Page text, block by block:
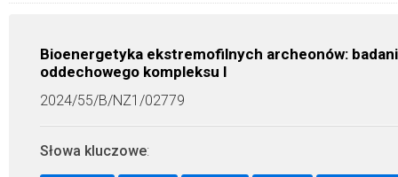
Bioenergetyka ekstremofilnych archeonów:
oddechowego kompleksu I
2024/55/B/NZ1/02779
Słowa kluczowe: